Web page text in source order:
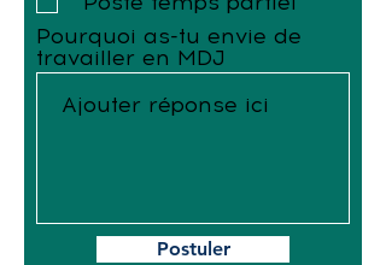
Pourquoi as-tu envie de
travailler en MDJ
Postuler